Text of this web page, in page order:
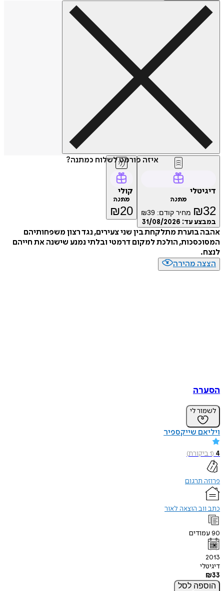
איזה פורמט לשלוח כמתנה?
דיגיטלי
מתנה
₪32 מחיר קודם: ₪39
במבצע עד: 31/08/2026
קולי
מתנה
₪20
אהבה בוערת מתלקחת בין שני צעירים, נגד רצון משפחותיהם
המסוכסכות, הולכת למקום דרמטי ובלתי נמנע שישנה את חייהם
לנצח.
הצצה מהירה
הסערה
לשמור לי
ויליאם שייקספיר
4
(
1ביקורת)
פרוזה תרגום
כתב ווב הוצאה לאור
90עמודים
2013
דיגיטלי
₪33
הוספה לסל